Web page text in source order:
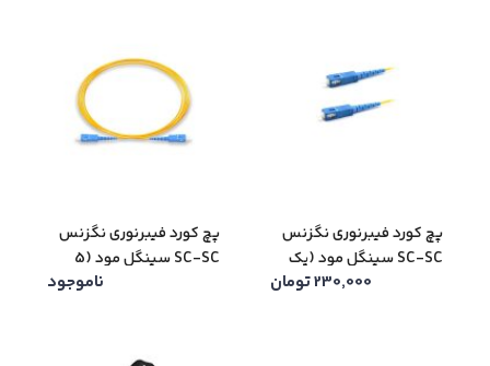
پچ کورد فیبرنوری نگزنس
SC-SC سینگل مود (یک
230,000تومان
پچ کورد فیبرنوری نگزنس
SC-SC سینگل مود (5
ناموجود